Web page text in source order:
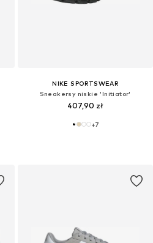
NIKE SPORTSWEAR
Sneakersy niskie 'Initiator'
407,90 zł
+7